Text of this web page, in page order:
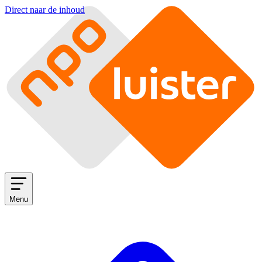
Direct naar de inhoud
Menu